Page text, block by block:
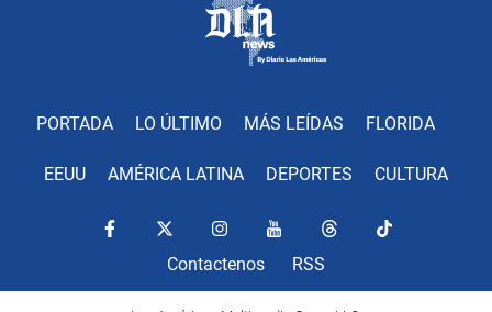
PORTADA LO ÚLTIMO MÁS LEÍDAS FLORIDA
EEUU AMÉRICA LATINA DEPORTES CULTURA
Contactenos RSS